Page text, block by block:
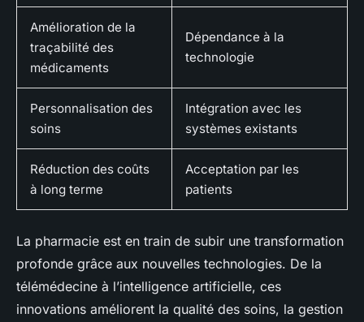
Amélioration de la
traçabilité des
médicaments
Dépendance à la
technologie
Personnalisation des
soins
Intégration avec les
systèmes existants
Réduction des coûts
à long terme
Acceptation par les
patients
La pharmacie est en train de subir une transformation
profonde grâce aux nouvelles technologies. De la
télémédecine à l’intelligence artificielle, ces
innovations améliorent la qualité des soins, la gestion